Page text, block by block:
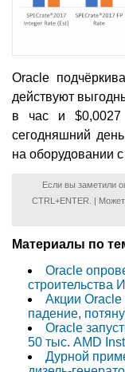
Oracle
действуют
в час и
сегодняшний день
на оборудовании
Если вы заметили
CTRL+ENTER. |
Материалы по
Oracle
строительства
Акции Oracle
падение,
Oracle
50 тыс. AMD
Дурной